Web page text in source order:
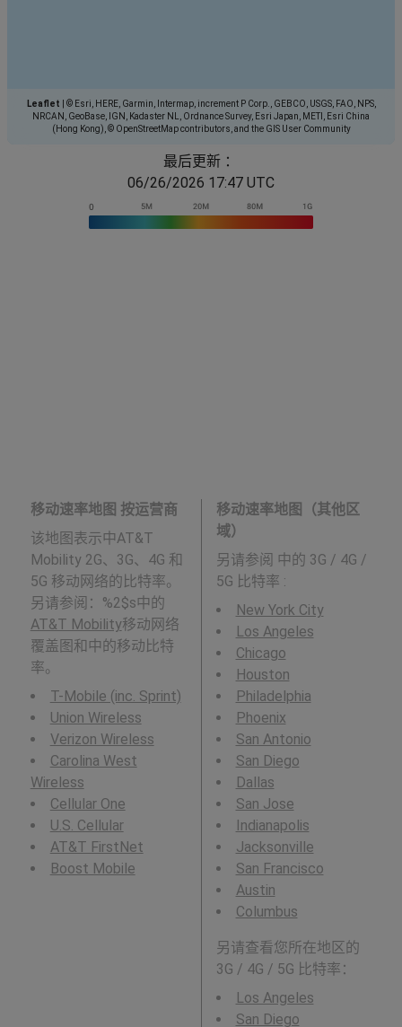
Leaflet
© Esri, HERE, Garmin, Intermap, increment P Corp., GEBCO, USGS, FAO, NPS,
NRCAN, GeoBase, IGN, Kadaster NL, Ordnance Survey, Esri Japan, METI, Esri China
(Hong Kong), © OpenStreetMap contributors, and the GIS User Community
最后更新 ：
06/26/2026 17:47 UTC
移动速率地图 按运营商
该地图表示中AT&T
Mobility 2G、3G、4G 和
5G 移动网络的比特率。
另请参阅：%2$s中的
AT&T Mobility移动网络
覆盖图和中的移动比特
率。
T-Mobile (inc. Sprint)
Union Wireless
Verizon Wireless
Carolina West
Wireless
Cellular One
U.S. Cellular
AT&T FirstNet
Boost Mobile
移动速率地图（其他区
域）
另请参阅 中的 3G / 4G /
5G 比特率 :
New York City
Los Angeles
Chicago
Houston
Philadelphia
Phoenix
San Antonio
San Diego
Dallas
San Jose
Indianapolis
Jacksonville
San Francisco
Austin
Columbus
另请查看您所在地区的
3G / 4G / 5G 比特率：
Los Angeles
San Diego